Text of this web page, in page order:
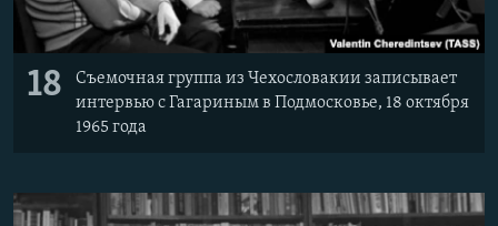
18
Съемочная группа из Чехословакии записывает
интервью с Гагариным в Подмосковье, 18 октября
1965 года